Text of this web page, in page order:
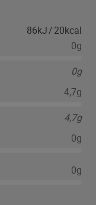
86kJ/20kcal
0g
0g
4,7g
4,7g
0g
0g